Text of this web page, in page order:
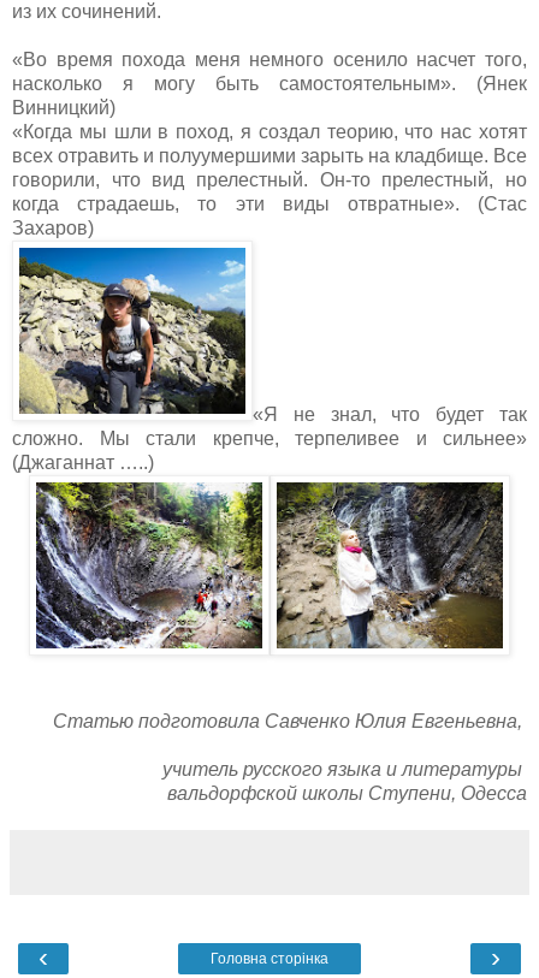
из их сочинений.
«Во время похода меня немного осенило насчет того,
насколько я могу быть самостоятельным». (Янек
Винницкий)
«Когда мы шли в поход, я создал теорию, что нас хотят
всех отравить и полуумершими зарыть на кладбище. Все
говорили, что вид прелестный. Он-то прелестный, но
когда страдаешь, то эти виды отвратные». (Стас
Захаров)
«Я не знал, что будет так
сложно. Мы стали крепче, терпеливее и сильнее»
(Джаганнат …..)
Статью подготовила Савченко Юлия Евгеньевна,
учитель русского языка и литературы
вальдорфской школы Ступени, Одесса
‹ ›
Головна сторінка